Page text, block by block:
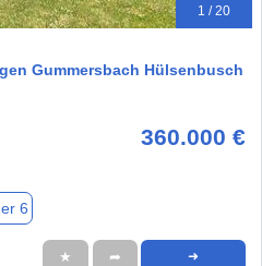
1 / 20
Gummersbach Hülsenbusch
360.000 €
6
★ ➦ ➜